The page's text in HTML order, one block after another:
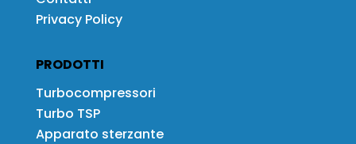
Privacy Policy
PRODOTTI
Turbocompressori
Turbo TSP
Apparato sterzante